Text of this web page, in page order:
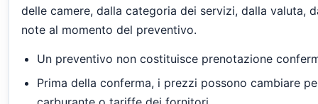
delle camere, dalla categoria dei servizi, dalla valuta,
note al momento del preventivo.
Un preventivo non costituisce prenotazione
Prima della conferma, i prezzi possono cambiare